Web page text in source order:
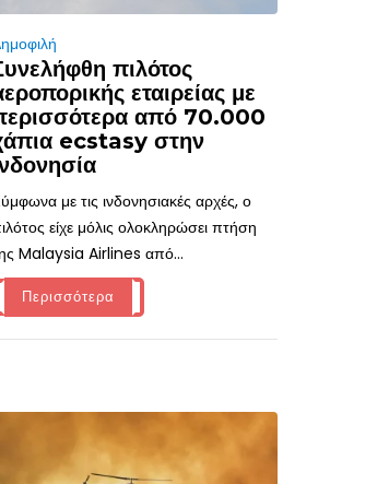
πιλότος
εταιρείας με
από 70.000
ecstasy στην
με τις ινδονησιακές αρχές, ο
είχε μόλις ολοκληρώσει πτήση
Malaysia Airlines από...
Περισσότερα